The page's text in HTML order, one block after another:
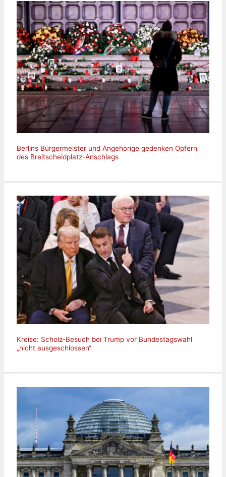
Berlins Bürgermeister und Angehörige gedenken Opfern
des Breitscheidplatz-Anschlags
Kreise: Scholz-Besuch bei Trump vor Bundestagswahl
„nicht ausgeschlossen“